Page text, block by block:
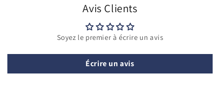
Avis Clients
Soyez le premier à écrire un avis
Écrire un avis